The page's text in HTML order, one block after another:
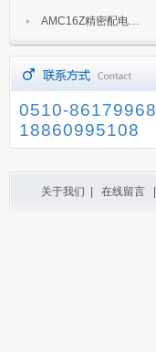
AMC16Z精密配电监控装置
0510-86179968
18860995108
关于我们 在线留言